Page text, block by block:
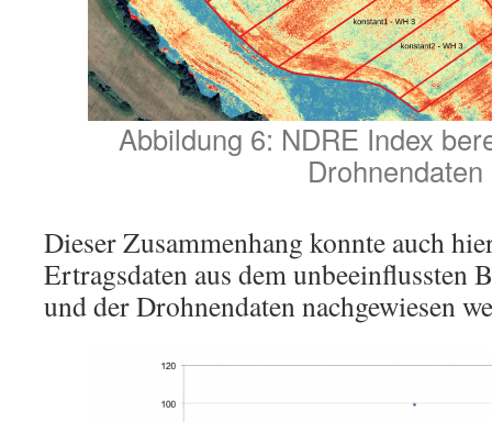
Abbildung 6: NDRE Index
Drohnendaten
Dieser Zusammenhang konnte auch
Ertragsdaten aus dem unbeeinflussten
und der Drohnendaten nachgewiesen